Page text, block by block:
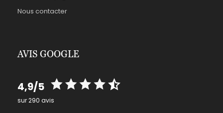
Nous contacter
AVIS GOOGLE
4,9/5
sur 290 avis